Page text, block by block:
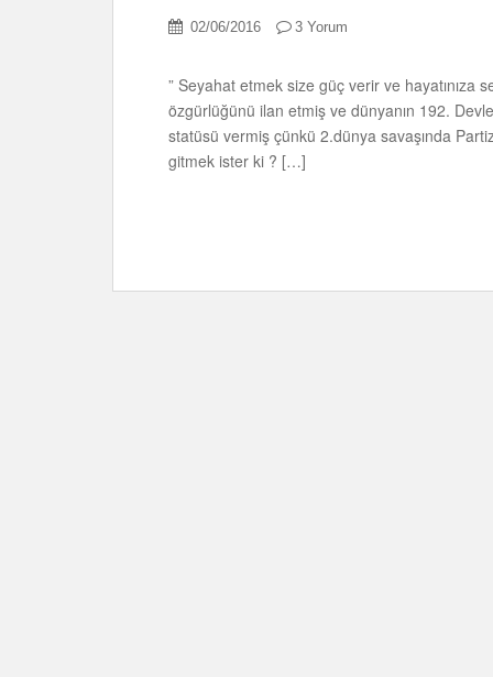
02/06/2016 3 Yorum
” Seyahat etmek size güç verir ve
özgürlüğünü ilan etmiş ve dünyanın 192.
statüsü vermiş çünkü 2.dünya savaşında
gitmek ister ki ? […]